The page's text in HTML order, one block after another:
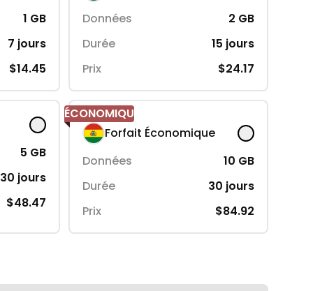
1 GB
7 jours
$14.45
Données
2 GB
Durée
15 jours
Prix
$24.17
5 GB
30 jours
$48.47
ÉCONOMIQUE
Forfait Économique
Données
10 GB
Durée
30 jours
Prix
$84.92